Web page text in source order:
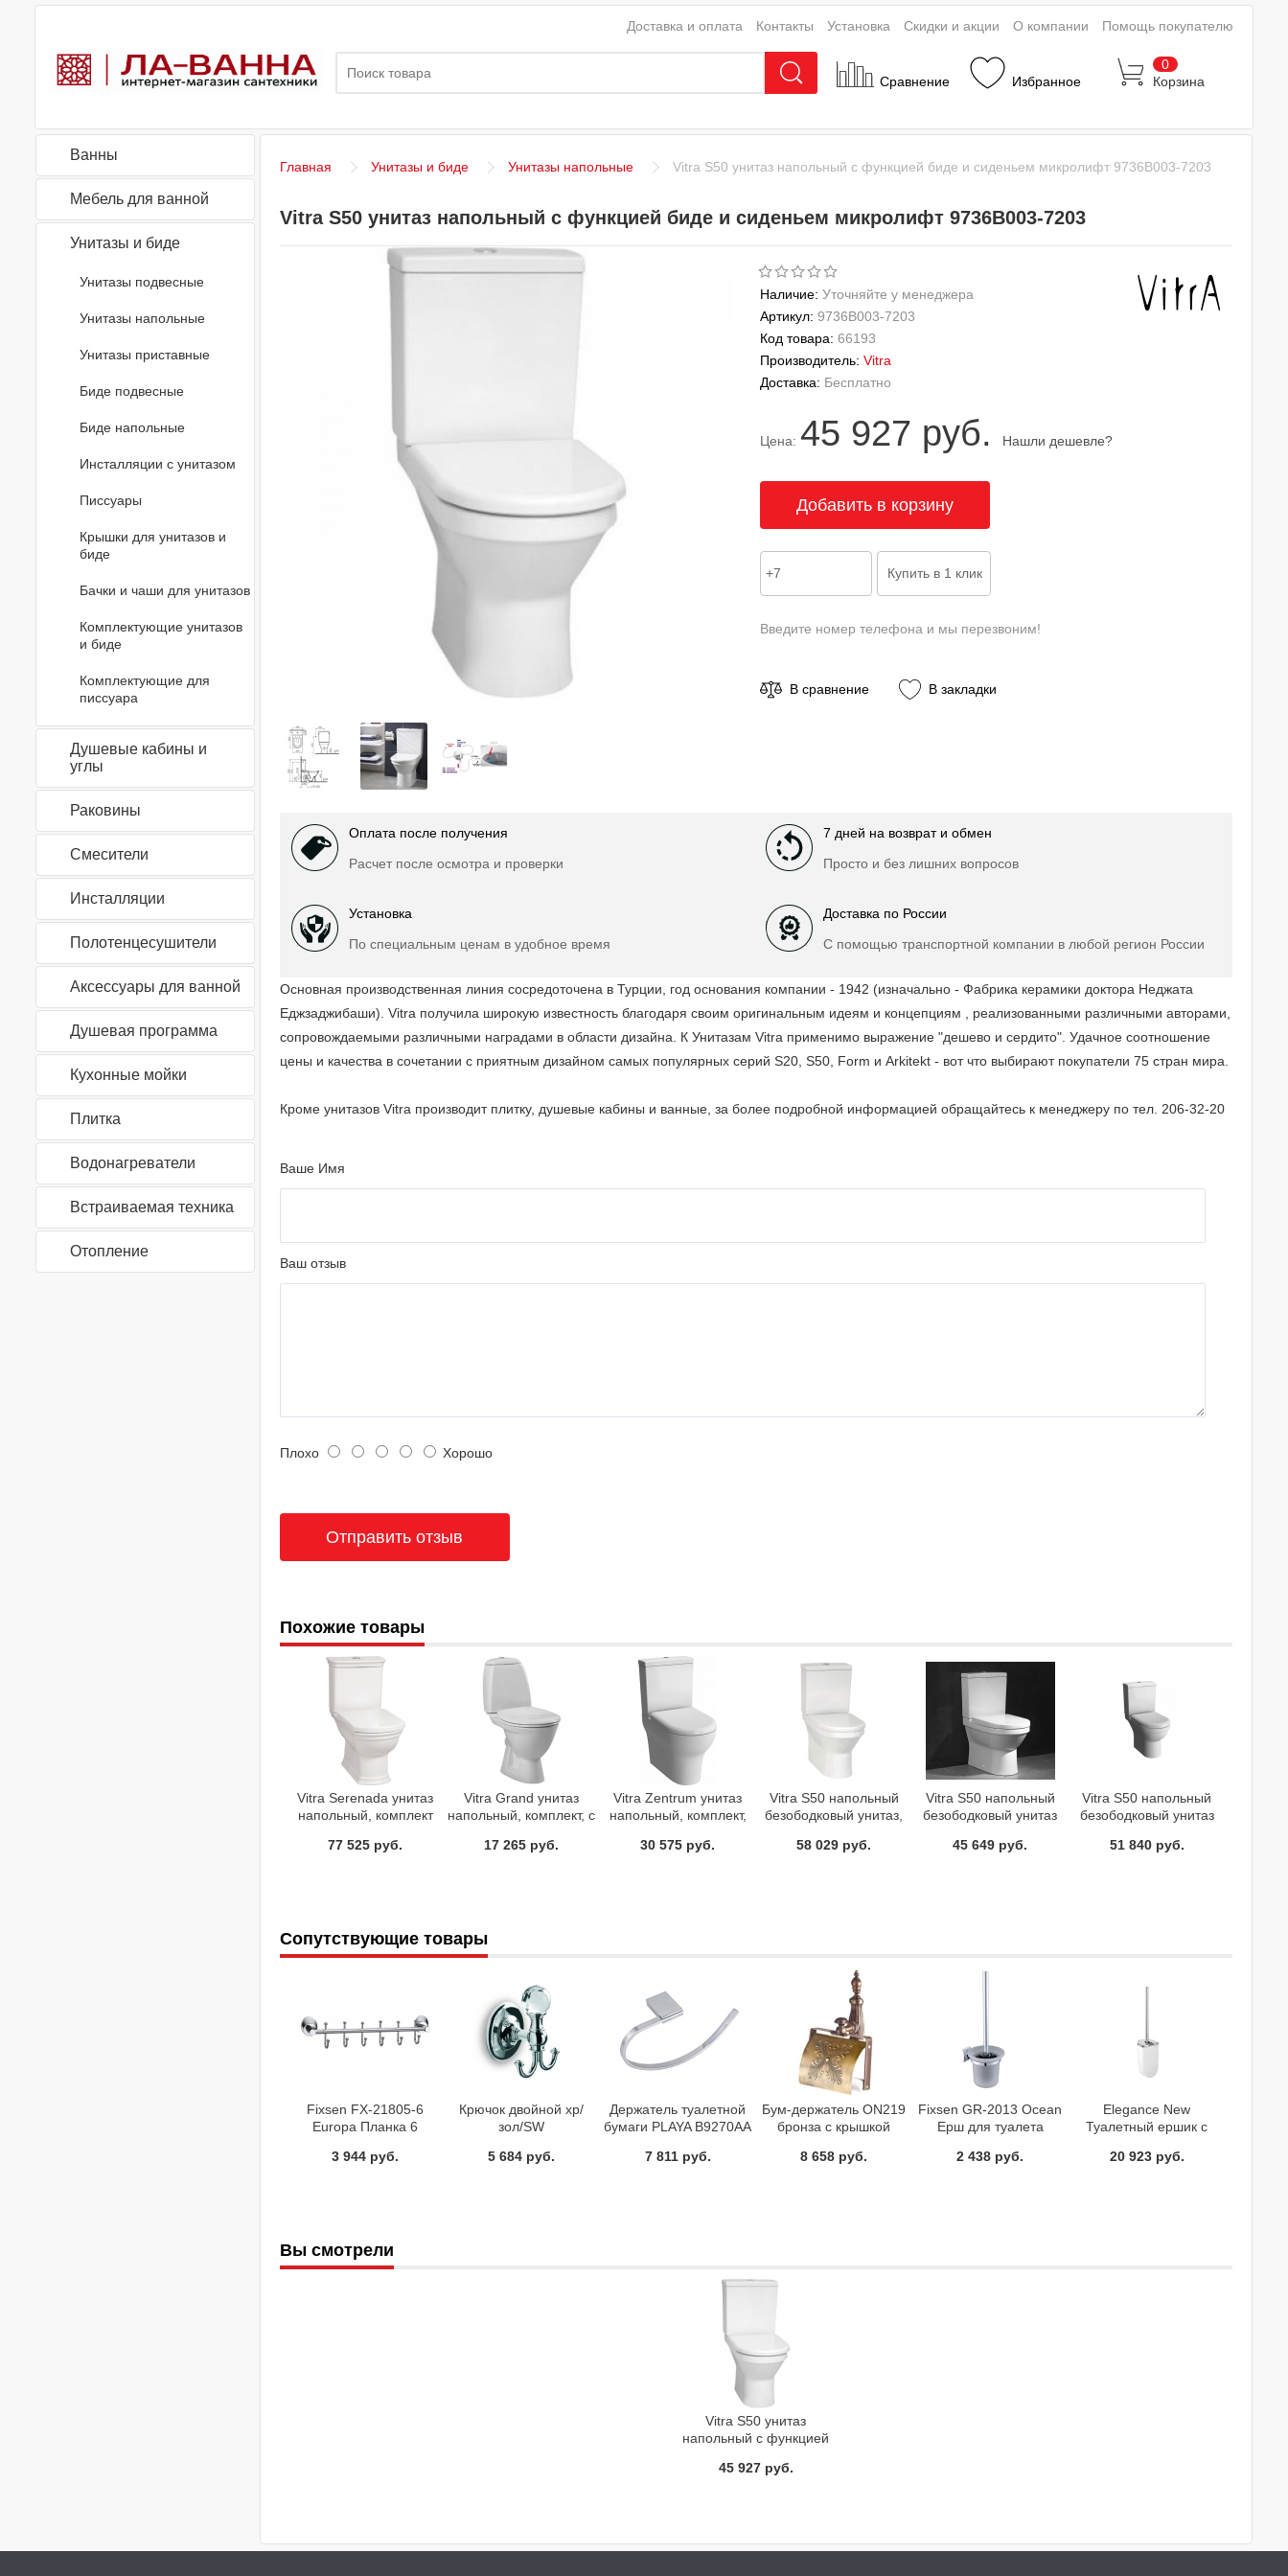
Сравнение Избранное
0
Корзина
Доставка и оплата Контакты Установка Скидки и акции О компании Помощь покупателю
Ванны
Мебель для ванной
Унитазы и биде
Унитазы подвесные
Унитазы напольные
Унитазы приставные
Биде подвесные
Биде напольные
Инсталляции с унитазом
Писсуары
Крышки для унитазов и
биде
Бачки и чаши для унитазов
Комплектующие унитазов
и биде
Комплектующие для
писсуара
Душевые кабины и
углы
Раковины
Смесители
Инсталляции
Полотенцесушители
Аксессуары для ванной
Душевая программа
Кухонные мойки
Плитка
Водонагреватели
Встраиваемая техника
Отопление
Главная Унитазы и биде Унитазы напольные Vitra S50 унитаз напольный c функцией биде и сиденьем микролифт 9736B003-7203
Vitra S50 унитаз напольный c функцией биде и сиденьем микролифт 9736B003-7203
Наличие: Уточняйте у менеджера
Артикул: 9736B003-7203
Код товара: 66193
Производитель: Vitra
Доставка: Бесплатно
Цена: 45 927 руб. Нашли дешевле?
Введите номер телефона и мы перезвоним!
В сравнение В закладки
Оплата после получения
Расчет после осмотра и проверки
7 дней на возврат и обмен
Просто и без лишних вопросов
Установка
По специальным ценам в удобное время
Доставка по России
С помощью транспортной компании в любой регион России
Основная производственная линия сосредоточена в Турции, год основания компании - 1942 (изначально - Фабрика керамики доктора Неджата
Еджзаджибаши). Vitra получила широкую известность благодаря своим оригинальным идеям и концепциям , реализованными различными авторами,
сопровождаемыми различными наградами в области дизайна. К Унитазам Vitra применимо выражение "дешево и сердито". Удачное соотношение
цены и качества в сочетании с приятным дизайном самых популярных серий S20, S50, Form и Arkitekt - вот что выбирают покупатели 75 стран мира.
Кроме унитазов Vitra производит плитку, душевые кабины и ванные, за более подробной информацией обращайтесь к менеджеру по тел. 206-32-20
Ваше Имя
Ваш отзыв
Плохо Хорошо
Похожие товары
Vitra Serenada унитаз
напольный, комплект
9722В003-7200
77 525 руб.
Vitra Grand унитаз
напольный, комплект, с
1206
17 265 руб.
Vitra Zentrum унитаз
напольный, комплект,
9012B003-7202
30 575 руб.
Vitra S50 напольный
безободковый унитаз,
механизм Geberit
58 029 руб.
Vitra S50 напольный
безободковый унитаз
стандартное сиденье,
45 649 руб.
Vitra S50 напольный
безободковый унитаз
микролифт, механизм
51 840 руб.
Сопутствующие товары
Fixsen FX-21805-6
Europa Планка 6
3 944 руб.
Крючок двойной хр/
зол/SW
5 684 руб.
Держатель туалетной
бумаги PLAYA B9270AA
7 811 руб.
Бум-держатель ON219
бронза с крышкой
8 658 руб.
Fixsen GR-2013 Ocean
Ерш для туалета
2 438 руб.
Elegance New
Туалетный ершик с
20 923 руб.
Вы смотрели
Vitra S50 унитаз
напольный c функцией
микролифт 9736B003-
45 927 руб.